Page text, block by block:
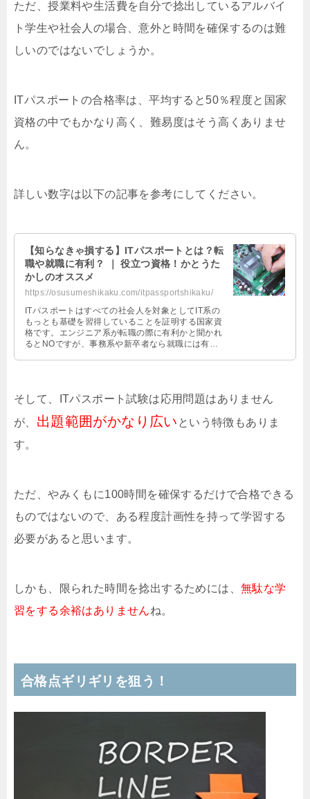
ただ、授業料や生活費を自分で捻出しているアルバイ
ト学生や社会人の場合、意外と時間を確保するのは難
しいのではないでしょうか。
ITパスポートの合格率は、平均すると50％程度と国家
資格の中でもかなり高く、難易度はそう高くありませ
ん。
詳しい数字は以下の記事を参考にしてください。
【知らなきゃ損する】ITパスポートとは？転
職や就職に有利？ ｜ 役立つ資格！かとうた
かしのオススメ
https://osusumeshikaku.com/itpassportshikaku/
ITパスポートはすべての社会人を対象としてIT系の
もっとも基礎を習得していることを証明する国家資
格です。エンジニア系が転職の際に有利かと聞かれ
るとNOですが、事務系や新卒者なら就職には有利
そして、ITパスポート試験は応用問題はありません
が、 出題範囲がかなり広い という特徴もありま
す。
ただ、やみくもに100時間を確保するだけで合格できる
ものではないので、ある程度計画性を持って学習する
必要があると思います。
しかも、限られた時間を捻出するためには、 無駄な学
習をする余裕はありませんね。
合格点ギリギリを狙う！